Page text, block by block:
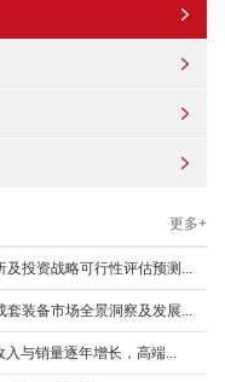
更多+
及投资战略可行性评估预测...
套装备市场全景洞察及发展...
入与销量逐年增长，高端...